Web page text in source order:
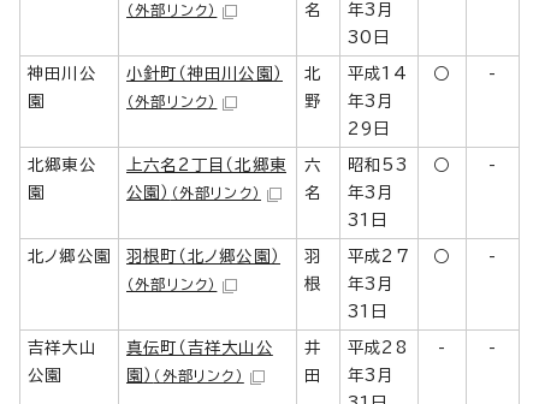
（外部リンク）
名
年3月
30日
神田川公
園
小針町（神田川公園）
（外部リンク）
北
野
平成14
年3月
29日
○ -
北郷東公
園
上六名2丁目（北郷東
公園） （外部リンク）
六
名
昭和53
年3月
31日
○ -
北ノ郷公園 羽根町（北ノ郷公園）
（外部リンク）
羽
根
平成27
年3月
31日
○ -
吉祥大山
公園
真伝町（吉祥大山公
園） （外部リンク）
井
田
平成28
年3月
- -